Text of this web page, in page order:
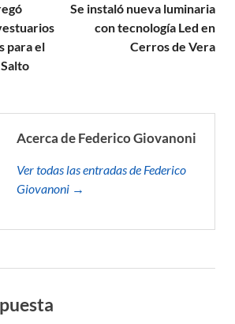
para el
Se instaló nueva luminaria
con tecnología Led en
Cerros de Vera
Acerca de Federico Giovanoni
Ver todas las entradas de Federico
Giovanoni →